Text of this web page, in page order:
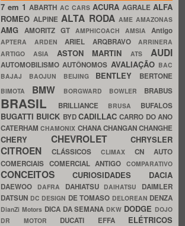
7 em 1ABARTH AC CARS ACURA AGRALE ALFA
ROMEOALPINEALTA RODA AME AMAZONAS
AMG AMORITZ GT AMPHICOACH AMSIA Antigo
APTERA ARDEN ARIEL ARQBRAVO ARRINERA
ARTIGO ASIA ASTON MARTINATS AUDI
AUTOMOBILISMOAUTÔNOMOS AVALIAÇÃO BAC
BAJAJ BAOJUN BEIJING BENTLEY BERTONE
BIMOTA BMW BORGWARD BOWLER BRABUS
BRASIL BRILLIANCE BRUSA BUFALOS
BUGATTI BUICK BYDCADILLACCARRO DO ANO
CATERHAMCHAMONIX CHANACHANGANCHANGHE
CHERY CHEVROLET CHRYSLER
CITROEN CLÁSSICOS CLIMAX CN AUTO
COMERCIAIS COMERCIAL ANTIGOCOMPARATIVO
CONCEITOS CURIOSIDADES DACIA
DAEWOO DAFRA DAHIATSU DAIHATSU DAIMLER
DATSUN DC DESIGN DE TOMASO DELOREAN DENZA
DianZi Motors DICA DA SEMANA DKW DODGE DOJO
DR MOTOR DUCATI EFFA ELÉTRICOS